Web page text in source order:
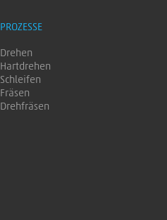
PROZESSE
Drehen
Hartdrehen
Schleifen
Fräsen
Drehfräsen